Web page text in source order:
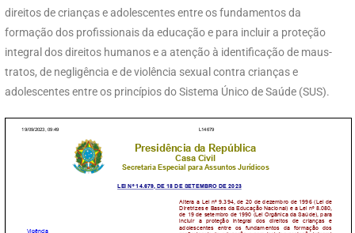
direitos de crianças e adolescentes entre os fundamentos da
formação dos profissionais da educação e para incluir a proteção
integral dos direitos humanos e a atenção à identificação de maus-
tratos, de negligência e de violência sexual contra crianças e
adolescentes entre os princípios do Sistema Único de Saúde (SUS).